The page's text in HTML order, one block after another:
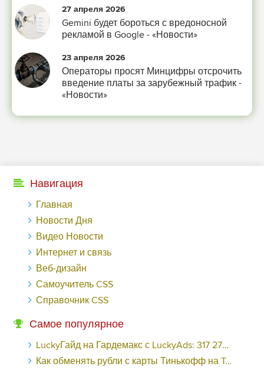
-- Лучшее, что можно сделать с хорошим советом, это пропустить его мимо
ушей. Он никогда не бывает полезен никому, кроме того, кто его дал.
-- Люблю давать советы и очень не люблю, когда их дают мне.
27 апреля 2026
Gemini будет бороться с вредоносной
рекламой в Google - «Новости»
23 апреля 2026
Операторы просят Минцифры отсрочить
введение платы за зарубежный трафик -
«Новости»
Навигация
Главная
Новости Дня
Видео Новости
Интернет и связь
Веб-дизайн
Самоучитель CSS
Справочник CSS
Самое популярное
LuckyГайд на Гардемакс с LuckyAds: 317 279 рублей за 10 дней - «Надо знать»
Как обменять рубли с карты Тинькофф на Tether ERC20 (USDT)?